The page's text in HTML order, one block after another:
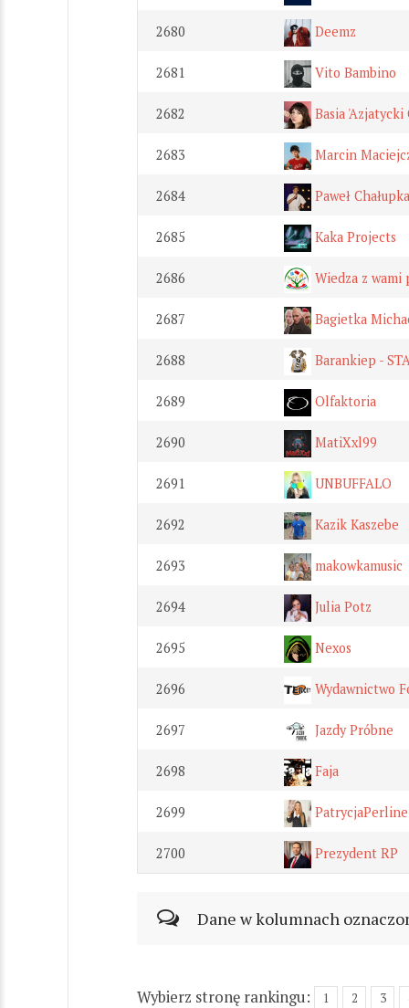
2680 Deemz
2681 Vito Bambino
2682 Basia 'Azjatycki
2683 Marcin
2684 Paweł Chałupka
2685 Kaka Projects
2686 Wiedza z wami
2687 Bagietka
2688 Barankiep -
2689 Olfaktoria
2690 MatiXxl99
2691 UNBUFFALO
2692 Kazik Kaszebe
2693 makowkamusic
2694 Julia Potz
2695 Nexos
2696 Wydawnictwo
2697 Jazdy Próbne
2698 Faja
2699 PatrycjaPerline
2700 Prezydent RP
Dane w kolumnach
Wybierz stronę rankingu: 1 2 3